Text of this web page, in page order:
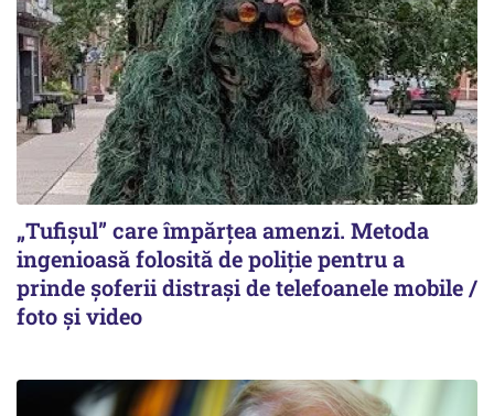
„Tufișul” care împărțea amenzi. Metoda
ingenioasă folosită de poliție pentru a
prinde șoferii distrași de telefoanele mobile /
foto și video